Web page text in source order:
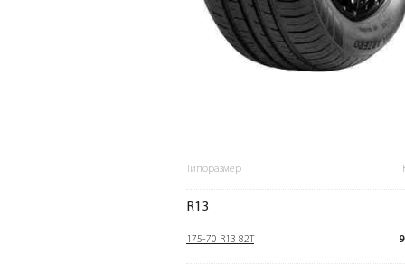
Типоразмер
R13
175-70 R13 82T